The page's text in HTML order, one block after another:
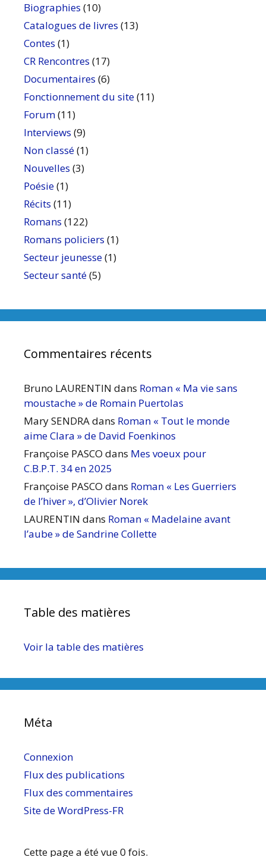
Biographies (10)
Catalogues de livres (13)
Contes (1)
CR Rencontres (17)
Documentaires (6)
Fonctionnement du site(11)
Forum(11)
Interviews (9)
Non classé(1)
Nouvelles (3)
Poésie(1)
Récits (11)
Romans (122)
Romans policiers (1)
Secteur jeunesse(1)
Secteur santé(5)
Commentaires récents
Bruno LAURENTIN dans Roman « Ma vie sans
moustache » de Romain Puertolas
Mary SENDRAdans Roman « Tout le monde
aime Clara » de David Foenkinos
Françoise PASCO dans Mes voeux pour
C.B.P.T. 34 en 2025
Françoise PASCO dans Roman « Les Guerriers
de l’hiver », d’Olivier Norek
LAURENTIN dans Roman « Madelaine avant
l’aube » de Sandrine Collette
Table des matières
Voir la table des matières
Méta
Connexion
Flux des publications
Flux des commentaires
Site de WordPress-FR
Cette page a été vue 0 fois.